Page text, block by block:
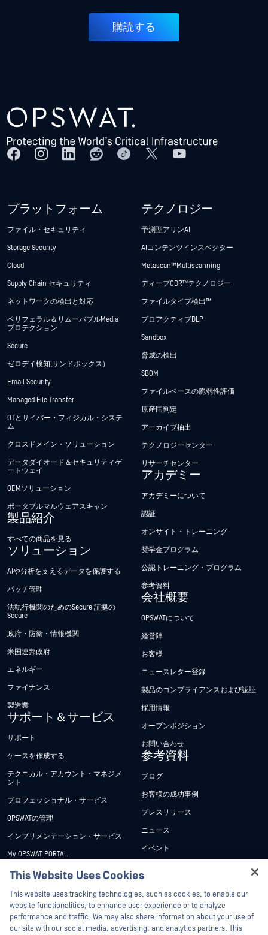
購読する
プラットフォーム
ファイル・セキュリティ
Storage Security
Cloud
Supply Chain セキュリティ
ネットワークの検出と対応
ペリフェラル＆リムーバブルMedia
プロテクション
Secure
ゼロデイ検知(サンドボックス）
Email Security
Managed File Transfer
OTとサイバー・フィジカル・システ
ム
クロスドメイン・ソリューション
データダイオード＆セキュリティゲ
ートウェイ
OEMソリューション
ポータブルマルウェアスキャン
製品紹介
すべての商品を見る
ソリューション
AIや分析を支えるデータを保護する
パッチ管理
法執行機関のためのSecure 証拠の
Secure
政府・防衛・情報機関
米国連邦政府
エネルギー
ファイナンス
製造業
サポート＆サービス
サポート
ケースを作成する
テクニカル・アカウント・マネジメ
ント
プロフェッショナル・サービス
OPSWATの管理
インプリメンテーション・サービス
My OPSWAT PORTAL
技術文書
トレーニング
脆弱性対策プログラム
パートナー
テクノロジー
予測型アリンAI
AIコンテンツインスペクター
Metascan™ Multiscanning
ディープCDR™テクノロジー
ファイルタイプ検出™
プロアクティブDLP
Sandbox
脅威の検出
SBOM
ファイルベースの脆弱性評価
原産国判定
アーカイブ抽出
テクノロジーセンター
リサーチセンター
アカデミー
アカデミーについて
認証
オンサイト・トレーニング
奨学金プログラム
公認トレーニング・プログラム
参考資料
会社概要
OPSWATについて
経営陣
お客様
ニュースレター登録
製品のコンプライアンスおよび認証
採用情報
オープンポジション
お問い合わせ
参考資料
ブログ
お客様の成功事例
プレスリリース
ニュース
イベント
ホワイトペーパー
無料ツール
This Website Uses Cookies
This website uses tracking technologies, such as cookies, to enable our
website functionalities, to enhance user experience or to analyze
performance and traffic. We may also share information about your use of
our site with our social media, advertising, and analytics partners. This
Hey there!
I'm Ozzy, your OPSWAT virtual assistant.
How can I help you secure what's critical
today?